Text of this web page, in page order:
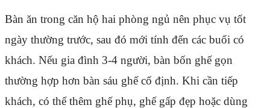
Bàn ăn trong căn hộ hai phòng ngủ nên phục vụ tốt
ngày thường trước, sau đó mới tính đến các buổi có
khách. Nếu gia đình 3-4 người, bàn bốn ghế gọn
thường hợp hơn bàn sáu ghế cố định. Khi cần tiếp
khách, có thể thêm ghế phụ, ghế gấp đẹp hoặc dùng